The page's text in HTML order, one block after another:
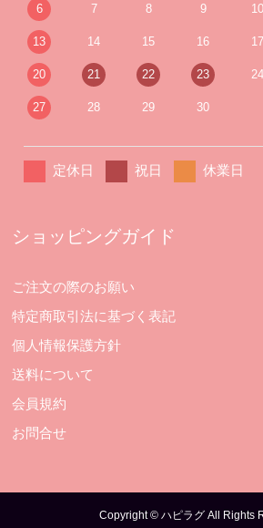
6 7 8 9 10
13 14 15 16 17
20 21 22 23 24
27 28 29 30
定休日 祝日 休業日
ショッピングガイド
ご注文の際のお願い
特定商取引法に基づく表記
個人情報保護方針
送料について
会員規約
お問合せ
Copyright © ハピラグ All Rights